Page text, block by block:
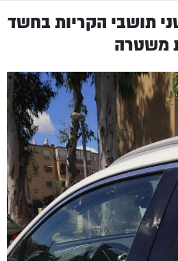
תושבי הקריות בחשד
משטרה